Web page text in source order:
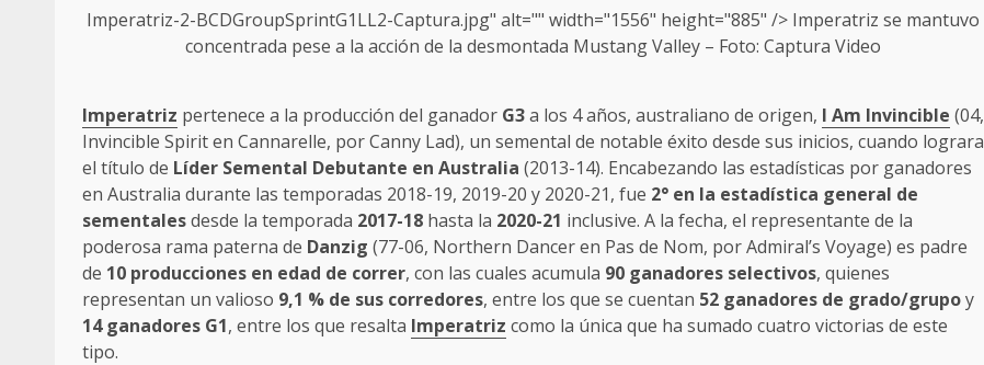
Imperatriz-2-BCDGroupSprintG1LL2-Captura.jpg" alt="" width="1556" height="885" /> Imperatriz se mantuvo
concentrada pese a la acción de la desmontada Mustang Valley – Foto: Captura Video
Imperatriz pertenece a la producción del ganador G3a los 4 años, australiano de origen, I Am Invincible (04,
Invincible Spirit en Cannarelle, por Canny Lad), un semental de notable éxito desde sus inicios, cuando lograra
el título de Líder Semental Debutante en Australia (2013-14). Encabezando las estadísticas por ganadores
en Australia durante las temporadas 2018-19, 2019-20 y 2020-21, fue 2° en la estadística general de
sementalesdesde la temporada 2017-18 hasta la 2020-21 inclusive. A la fecha, el representante de la
poderosa rama paterna de Danzig (77-06, Northern Dancer en Pas de Nom, por Admiral’s Voyage) es padre
de 10 producciones en edad de correr, con las cuales acumula 90 ganadores selectivos, quienes
representan un valioso 9,1 % de sus corredores, entre los que se cuentan 52 ganadores de grado/grupoy
14 ganadores G1, entre los que resalta Imperatriz como la única que ha sumado cuatro victorias de este
tipo.